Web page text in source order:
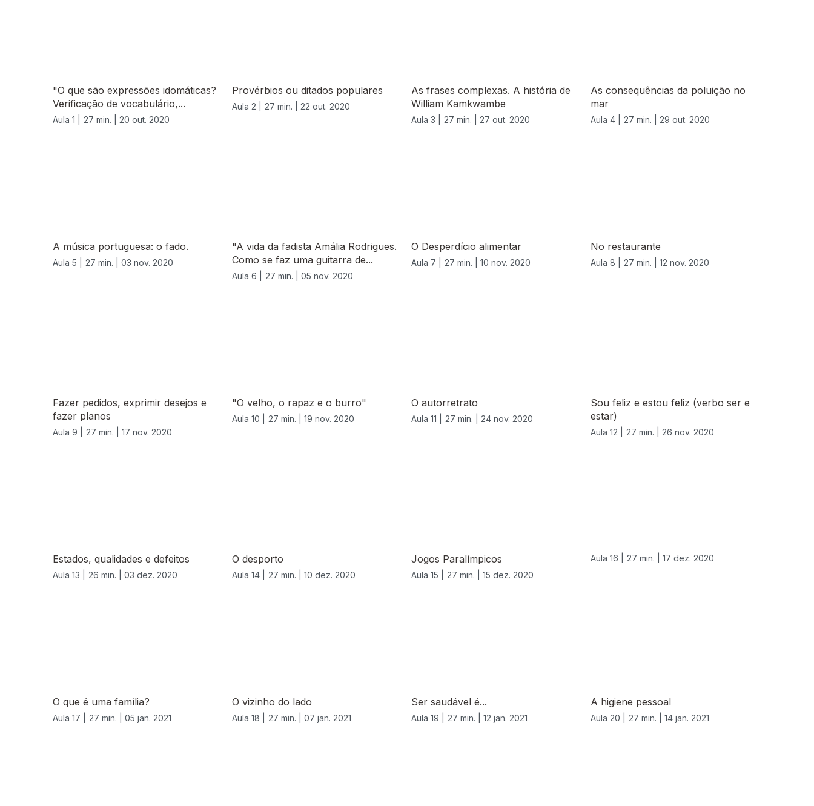
"O que são expressões idomáticas?
Verificação de vocabulário,...
Aula 1 | 27 min. | 20 out. 2020
Provérbios ou ditados populares
Aula 2 | 27 min. | 22 out. 2020
As frases complexas. A história de
William Kamkwambe
Aula 3 | 27 min. | 27 out. 2020
As consequências da poluição no
mar
Aula 4 | 27 min. | 29 out. 2020
A música portuguesa: o fado.
Aula 5 | 27 min. | 03 nov. 2020
"A vida da fadista Amália Rodrigues.
Como se faz uma guitarra de...
Aula 6 | 27 min. | 05 nov. 2020
O Desperdício alimentar
Aula 7 | 27 min. | 10 nov. 2020
No restaurante
Aula 8 | 27 min. | 12 nov. 2020
Fazer pedidos, exprimir desejos e
fazer planos
Aula 9 | 27 min. | 17 nov. 2020
"O velho, o rapaz e o burro"
Aula 10 | 27 min. | 19 nov. 2020
O autorretrato
Aula 11 | 27 min. | 24 nov. 2020
Sou feliz e estou feliz (verbo ser e
estar)
Aula 12 | 27 min. | 26 nov. 2020
Estados, qualidades e defeitos
Aula 13 | 26 min. | 03 dez. 2020
O desporto
Aula 14 | 27 min. | 10 dez. 2020
Jogos Paralímpicos
Aula 15 | 27 min. | 15 dez. 2020
Aula 16 | 27 min. | 17 dez. 2020
O que é uma família?
Aula 17 | 27 min. | 05 jan. 2021
O vizinho do lado
Aula 18 | 27 min. | 07 jan. 2021
Ser saudável é...
Aula 19 | 27 min. | 12 jan. 2021
A higiene pessoal
Aula 20 | 27 min. | 14 jan. 2021